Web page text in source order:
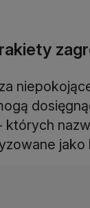
których